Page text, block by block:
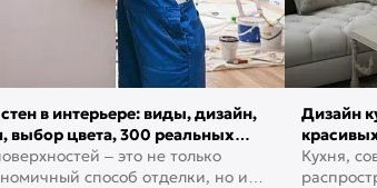
в интерьере: виды, дизайн,
выбор цвета, 300 реальных
– это не только
способ отделки, но и
Дизайн
Кухня,